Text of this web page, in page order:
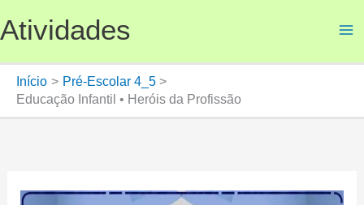
para
conteúdo
Atividades
Início
Pré-Escolar 4_5
Educação Infantil • Heróis da Profissão